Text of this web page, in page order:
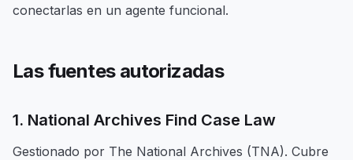
conectarlas en un agente funcional.
Las fuentes autorizadas
1. National Archives Find Case Law
Gestionado por The National Archives (TNA). Cubre